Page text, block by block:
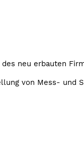
des neu erbauten
von Mess- und